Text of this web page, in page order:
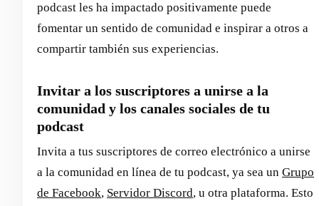
podcast les ha impactado positivamente puede
fomentar un sentido de comunidad e inspirar a otros a
compartir también sus experiencias.
Invitar a los suscriptores a unirse a la
comunidad y los canales sociales de tu
podcast
Invita a tus suscriptores de correo electrónico a unirse
a la comunidad en línea de tu podcast, ya sea un Grupo
de Facebook, Servidor Discord, u otra plataforma. Esto